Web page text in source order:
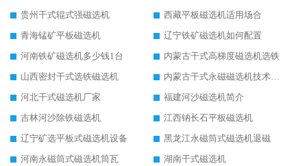
贵州干式辊式强磁选机
西藏平板磁选机适用场合
青海锰矿平板磁选机
辽宁铁矿磁选机如何配置
河南铁矿磁选机多少钱1台
内蒙古干式高梯度磁选机选铁
山西密封干式选铁磁选机
河北干式磁选机厂家
福建河沙磁选机简介
吉林河沙除铁磁选机
江西钠长石平板磁选机
辽宁矿选平板式磁选机设备
黑龙江永磁筒式磁选机退磁
河南永磁筒式磁选机筒瓦
湖南干式磁选机